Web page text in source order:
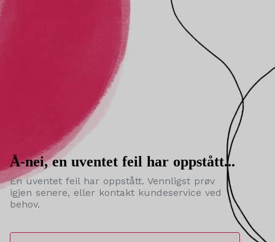
Å-nei, en uventet feil har oppstått...
En uventet feil har oppstått. Vennligst prøv
igjen senere, eller kontakt kundeservice ved
behov.